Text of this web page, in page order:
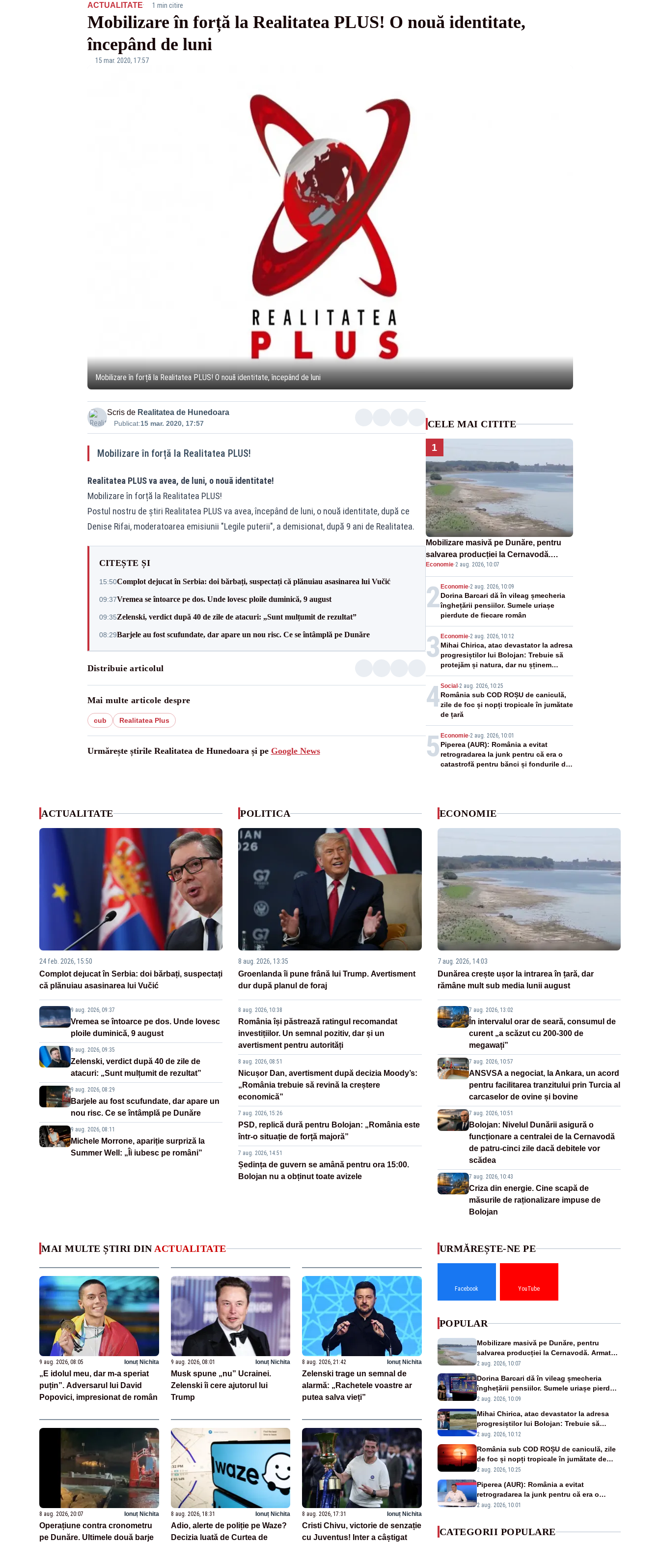
ACTUALITATE· 1 min citire
Mobilizare în forță la Realitatea PLUS! O nouă identitate,
începând de luni
15 mar. 2020, 17:57
Mobilizare în forță la Realitatea PLUS! O nouă identitate, începând de luni
Scris de Realitatea de Hunedoara
Publicat:15 mar. 2020, 17:57
Mobilizare în forță la Realitatea PLUS!
Realitatea PLUS va avea, de luni, o nouă identitate!
Mobilizare în forță la Realitatea PLUS!
Postul nostru de știri Realitatea PLUS va avea, începând de luni, o nouă identitate, după ce
Denise Rifai, moderatoarea emisiunii "Legile puterii", a demisionat, după 9 ani de Realitatea.
CITEȘTE ȘI
15:50Complot dejucat în Serbia: doi bărbați, suspectați că plănuiau asasinarea lui Vučić
09:37Vremea se întoarce pe dos. Unde lovesc ploile duminică, 9 august
09:35Zelenski, verdict după 40 de zile de atacuri: „Sunt mulțumit de rezultat”
08:29Barjele au fost scufundate, dar apare un nou risc. Ce se întâmplă pe Dunăre
Distribuie articolul
Mai multe articole despre
cub Realitatea Plus
Urmărește știrile Realitatea de Hunedoara și pe Google News
CELE MAI CITITE
1
Mobilizare masivă pe Dunăre, pentru
salvarea producției la Cernavodă.
Armata va detona o stâncă și va devia
apa fluviului - IMAGINI AERIENE
Economie·2 aug. 2026, 10:07
2 Economie-2 aug. 2026, 10:09
Dorina Barcari dă în vileag șmecheria
înghețării pensiilor. Sumele uriașe
pierdute de fiecare român
3 Economie-2 aug. 2026, 10:12
Mihai Chirica, atac devastator la adresa
progresiștilor lui Bolojan: Trebuie să
protejăm și natura, dar nu șținem
omaneii în stare permanentă de alertă
4Social -2 aug. 2026, 10:25
România sub COD ROȘU de caniculă,
zile de foc și nopți tropicale în jumătate
de țară
5 Economie-2 aug. 2026, 10:01
Piperea (AUR): România a evitat
retrogradarea la junk pentru că era o
catastrofă pentru bănci și fondurile de
ACTUALITATE
24 feb. 2026, 15:50
Complot dejucat în Serbia: doi bărbați, suspectați
că plănuiau asasinarea lui Vučić
9 aug. 2026, 09:37
Vremea se întoarce pe dos. Unde lovesc
ploile duminică, 9 august
9 aug. 2026, 09:35
Zelenski, verdict după 40 de zile de
atacuri: „Sunt mulțumit de rezultat”
9 aug. 2026, 08:29
Barjele au fost scufundate, dar apare un
nou risc. Ce se întâmplă pe Dunăre
9 aug. 2026, 08:11
Michele Morrone, apariție surpriză la
Summer Well: „Îi iubesc pe români”
POLITICA
8 aug. 2026, 13:35
Groenlanda îi pune frână lui Trump. Avertisment
dur după planul de foraj
8 aug. 2026, 10:38
România își păstrează ratingul recomandat
investițiilor. Un semnal pozitiv, dar și un
avertisment pentru autorități
8 aug. 2026, 08:51
Nicușor Dan, avertisment după decizia Moody’s:
„România trebuie să revină la creștere
economică”
7 aug. 2026, 15:26
PSD, replică dură pentru Bolojan: „România este
într-o situație de forță majoră”
7 aug. 2026, 14:51
Ședința de guvern se amână pentru ora 15:00.
Bolojan nu a obținut toate avizele
ECONOMIE
7 aug. 2026, 14:03
Dunărea crește ușor la intrarea în țară, dar
rămâne mult sub media lunii august
7 aug. 2026, 13:02
În intervalul orar de seară, consumul de
curent „a scăzut cu 200-300 de
megawați”
7 aug. 2026, 10:57
ANSVSA a negociat, la Ankara, un acord
pentru facilitarea tranzitului prin Turcia al
carcaselor de ovine și bovine
7 aug. 2026, 10:51
Bolojan: Nivelul Dunării asigură o
funcționare a centralei de la Cernavodă
de patru-cinci zile dacă debitele vor
scădea
7 aug. 2026, 10:43
Criza din energie. Cine scapă de
măsurile de raționalizare impuse de
Bolojan
MAI MULTE ȘTIRI DIN ACTUALITATE
9 aug. 2026, 08:05 Ionuț Nichita
„E idolul meu, dar m-a speriat
puțin”. Adversarul lui David
Popovici, impresionat de român
9 aug. 2026, 08:01 Ionuț Nichita
Musk spune „nu” Ucrainei.
Zelenski îi cere ajutorul lui
Trump
8 aug. 2026, 21:42 Ionuț Nichita
Zelenski trage un semnal de
alarmă: „Rachetele voastre ar
putea salva vieți”
8 aug. 2026, 20:07 Ionuț Nichita
Operațiune contra cronometru
pe Dunăre. Ultimele două barje
8 aug. 2026, 18:31 Ionuț Nichita
Adio, alerte de poliție pe Waze?
Decizia luată de Curtea de
8 aug. 2026, 17:31 Ionuț Nichita
Cristi Chivu, victorie de senzație
cu Juventus! Inter a câștigat
URMĂREȘTE-NE PE
Facebook YouTube
POPULAR
Mobilizare masivă pe Dunăre, pentru
salvarea producției la Cernavodă. Armata
va detona o stâncă și va devia apa
2 aug. 2026, 10:07
Dorina Barcari dă în vileag șmecheria
înghețării pensiilor. Sumele uriașe pierdute
de fiecare român
2 aug. 2026, 10:09
Mihai Chirica, atac devastator la adresa
progresiștilor lui Bolojan: Trebuie să
protejăm și natura, dar nu șținem omaneii
2 aug. 2026, 10:12
România sub COD ROȘU de caniculă, zile
de foc și nopți tropicale în jumătate de
țară
2 aug. 2026, 10:25
Piperea (AUR): România a evitat
retrogradarea la junk pentru că era o
catastrofă pentru bănci și fondurile de
2 aug. 2026, 10:01
CATEGORII POPULARE